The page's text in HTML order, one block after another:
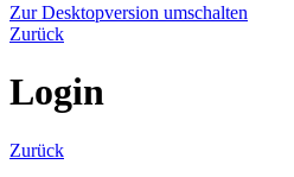
Zur Desktopversion umschalten
Zurück
Login
Zurück